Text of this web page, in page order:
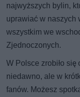
najwyższych bylin,
uprawiać w naszych
wszystkim we
Zjednoczonych.
W Polsce zrobiło się
niedawno, ale w
fanów. Możesz